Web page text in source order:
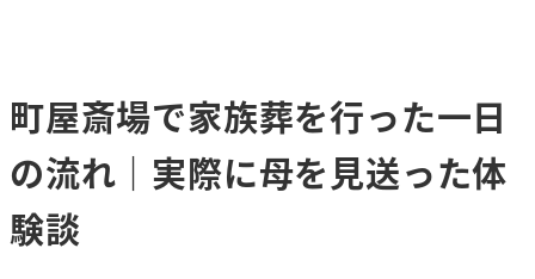
町屋斎場で家族葬を行った一日
の流れ｜実際に母を見送った体
験談